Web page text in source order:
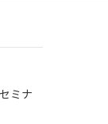
ミナ